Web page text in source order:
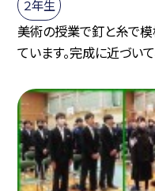
２年生
美術の授業で釘と糸で模
ています。完成に近づいて